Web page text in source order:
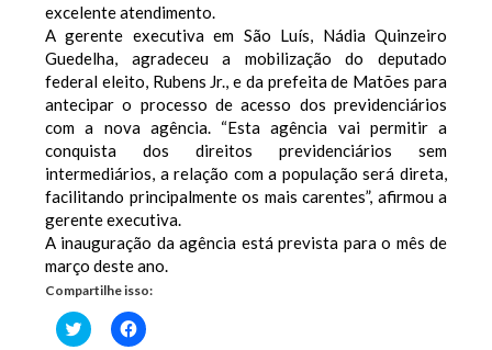
excelente atendimento.
A gerente executiva em São Luís, Nádia Quinzeiro
Guedelha, agradeceu a mobilização do deputado
federal eleito, Rubens Jr., e da prefeita de Matões para
antecipar o processo de acesso dos previdenciários
com a nova agência. “Esta agência vai permitir a
conquista dos direitos previdenciários sem
intermediários, a relação com a população será direta,
facilitando principalmente os mais carentes”, afirmou a
gerente executiva.
A inauguração da agência está prevista para o mês de
março deste ano.
Compartilhe isso:
Clique
para
Clique
para